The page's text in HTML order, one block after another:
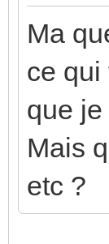
Ma
ce qui
que
Mais
etc ?